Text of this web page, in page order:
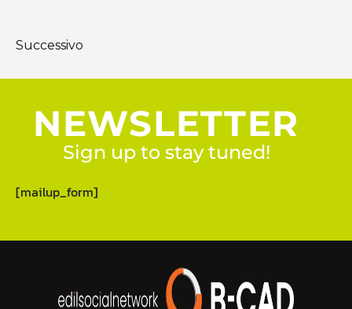
Successivo
NEWSLETTER
Sign up to stay tuned!
[mailup_form]